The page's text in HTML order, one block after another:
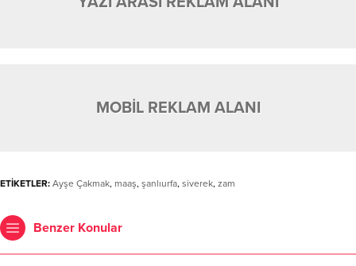
MOBİL REKLAM ALANI
ETİKETLER: Ayşe Çakmak, maaş, şanlıurfa, siverek, zam
Benzer Konular